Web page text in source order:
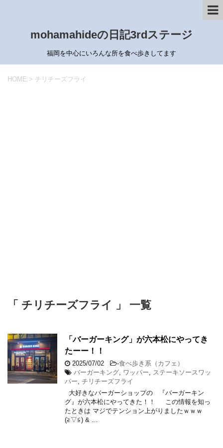
mohamahideの日記3rdステージ
福岡を中心にいろんな所を食べ歩きしてます
HOME > チリチーズフライ
「 チリチーズフライ 」 一覧
「バーガーキング」が六本松にやってき
たーー！！
2025/07/02 -食べ歩き系（カフェ）
バーガーキング ワッパー
ステーキソースワッ
パー チリチーズフライ
大好きなバーガーショップの 『バーガーキン
グ』が六本松にやってきた！！ この情報を知っ
たときは マジでテンション上がりましたｗｗｗ
(≧▽≦) & …